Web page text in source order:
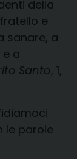
della
e
sanare, a
a
Santo, 1,
le parole